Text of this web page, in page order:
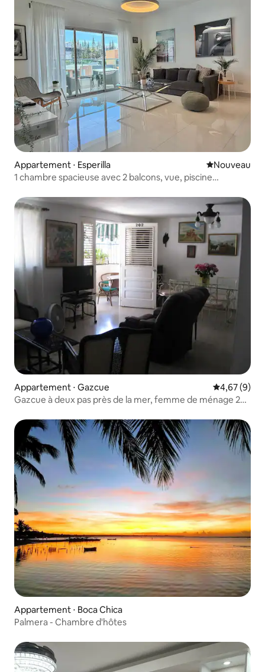
Appartement ⋅ Esperilla Nouvel
Nouveau
1 chambre spacieuse avec 2 balcons, vue, piscine
Appartement ⋅ Gazcue Évaluation
4,67 (9)
Gazcue à deux pas près de la mer, femme de ménage 24
Appartement ⋅ Boca Chica
Palmera - Chambre d'hôtes